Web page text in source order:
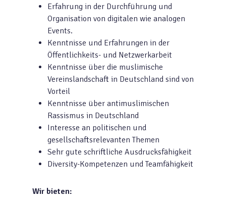
Erfahrung in der Durchführung und
Organisation von digitalen wie analogen
Events.
Kenntnisse und Erfahrungen in der
Öffentlichkeits- und Netzwerkarbeit
Kenntnisse über die muslimische
Vereinslandschaft in Deutschland sind von
Vorteil
Kenntnisse über antimuslimischen
Rassismus in Deutschland
Interesse an politischen und
gesellschaftsrelevanten Themen
Sehr gute schriftliche Ausdrucksfähigkeit
Diversity-Kompetenzen und Teamfähigkeit
Wir bieten: